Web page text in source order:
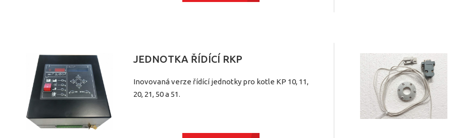
JEDNOTKA ŘÍDÍCÍ RKP
Inovovaná verze řídící jednotky pro kotle KP 10, 11,
20, 21, 50 a 51.